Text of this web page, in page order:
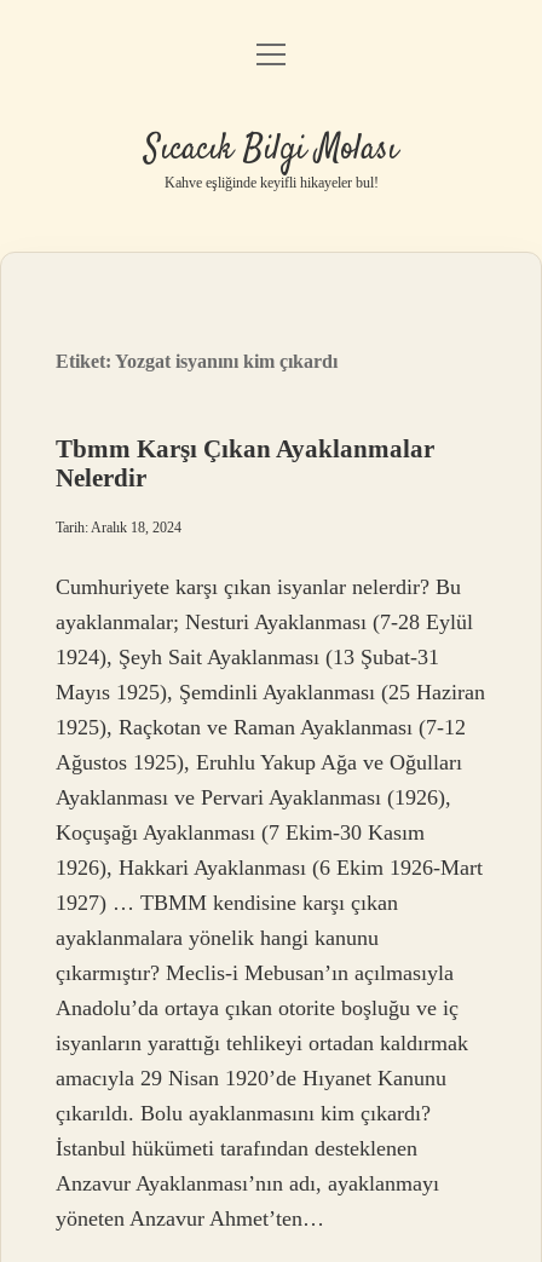
Anasayfa
Yasal Uyarı
menüyü
Sıcacık Bilgi Molası
Kahve eşliğinde keyifli hikayeler bul!
Etiket:Yozgat isyanını kim çıkardı
Tbmm Karşı Çıkan Ayaklanmalar
Nelerdir
Tarih: Aralık 18, 2024
Cumhuriyete karşı çıkan isyanlar nelerdir? Bu
ayaklanmalar; Nesturi Ayaklanması (7-28 Eylül
1924), Şeyh Sait Ayaklanması (13 Şubat-31
Mayıs 1925), Şemdinli Ayaklanması (25 Haziran
1925), Raçkotan ve Raman Ayaklanması (7-12
Ağustos 1925), Eruhlu Yakup Ağa ve Oğulları
Ayaklanması ve Pervari Ayaklanması (1926),
Koçuşağı Ayaklanması (7 Ekim-30 Kasım
1926), Hakkari Ayaklanması (6 Ekim 1926-Mart
1927) … TBMM kendisine karşı çıkan
ayaklanmalara yönelik hangi kanunu
çıkarmıştır? Meclis-i Mebusan’ın açılmasıyla
Anadolu’da ortaya çıkan otorite boşluğu ve iç
isyanların yarattığı tehlikeyi ortadan kaldırmak
amacıyla 29 Nisan 1920’de Hıyanet Kanunu
çıkarıldı. Bolu ayaklanmasını kim çıkardı?
İstanbul hükümeti tarafından desteklenen
Anzavur Ayaklanması’nın adı, ayaklanmayı
yöneten Anzavur Ahmet’ten…